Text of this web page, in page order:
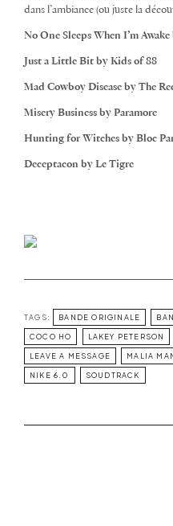
dans l’ambiance (ou juste la
No One Sleeps When I’m
Just a Little Bit by Kids of 88
Mad Cowboy Disease by The
Misery Business by Paramore
Hunting for Witches by Bloc
Deceptacon by Le Tigre
TAGS: BANDE ORIGINALE
COCO HO LAKEY PETERSON
LEAVE A MESSAGE MALIA
NIKE 6.0 SOUDTRACK